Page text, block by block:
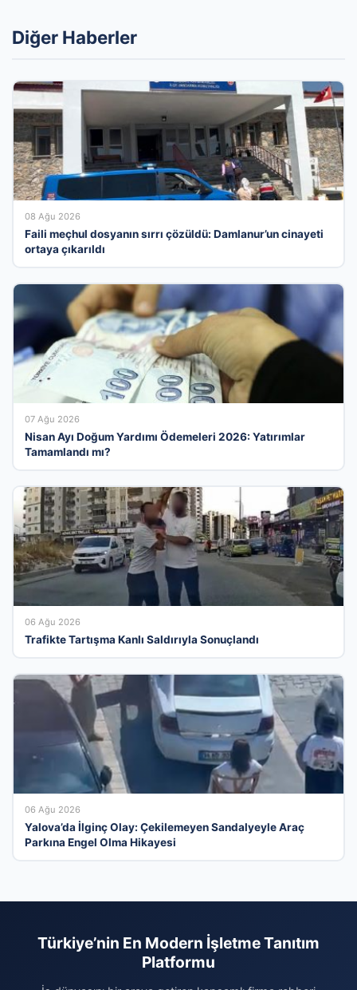
Diğer Haberler
08 Ağu 2026
Faili meçhul dosyanın sırrı çözüldü: Damlanur’un cinayeti
ortaya çıkarıldı
07 Ağu 2026
Nisan Ayı Doğum Yardımı Ödemeleri 2026: Yatırımlar
Tamamlandı mı?
06 Ağu 2026
Trafikte Tartışma Kanlı Saldırıyla Sonuçlandı
06 Ağu 2026
Yalova’da İlginç Olay: Çekilemeyen Sandalyeyle Araç
Parkına Engel Olma Hikayesi
Türkiye’nin En Modern İşletme Tanıtım
Platformu